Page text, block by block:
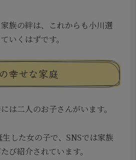
族の絆は、これからも小川選
いくはずです。
幸せな家庭
は二人のお子さんがいます。
した女の子で、SNSでは家族
び紹介されています。